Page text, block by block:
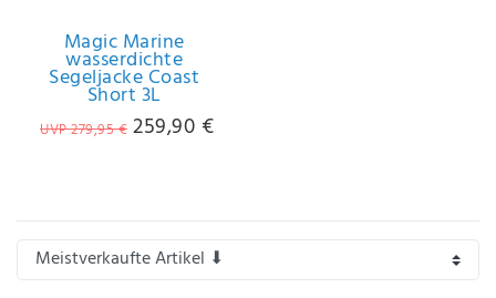
Magic Marine
wasserdichte
Segeljacke Coast
Short 3L
UVP 279,95 € 259,90 €